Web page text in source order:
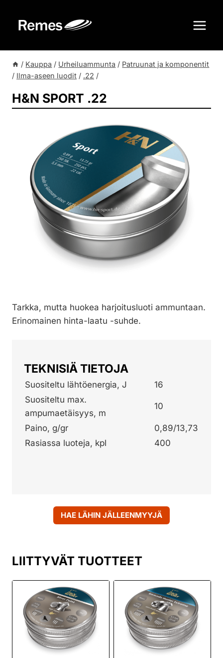
sisältöön
/ Kauppa / Urheiluammunta / Patruunat ja komponentit
/ Ilma-aseen luodit / .22 /
H&N SPORT .22
Tarkka, mutta huokea harjoitusluoti ammuntaan.
Erinomainen hinta-laatu -suhde.
TEKNISIÄ TIETOJA
Suositeltu lähtöenergia, J
16
Suositeltu max.
ampumaetäisyys, m
10
Paino, g/gr
0,89/13,73
Rasiassa luoteja, kpl
400
HAE LÄHIN JÄLLEENMYYJÄ
LIITTYVÄT TUOTTEET